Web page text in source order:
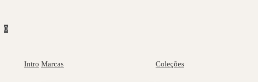
0
Intro Marcas Coleções